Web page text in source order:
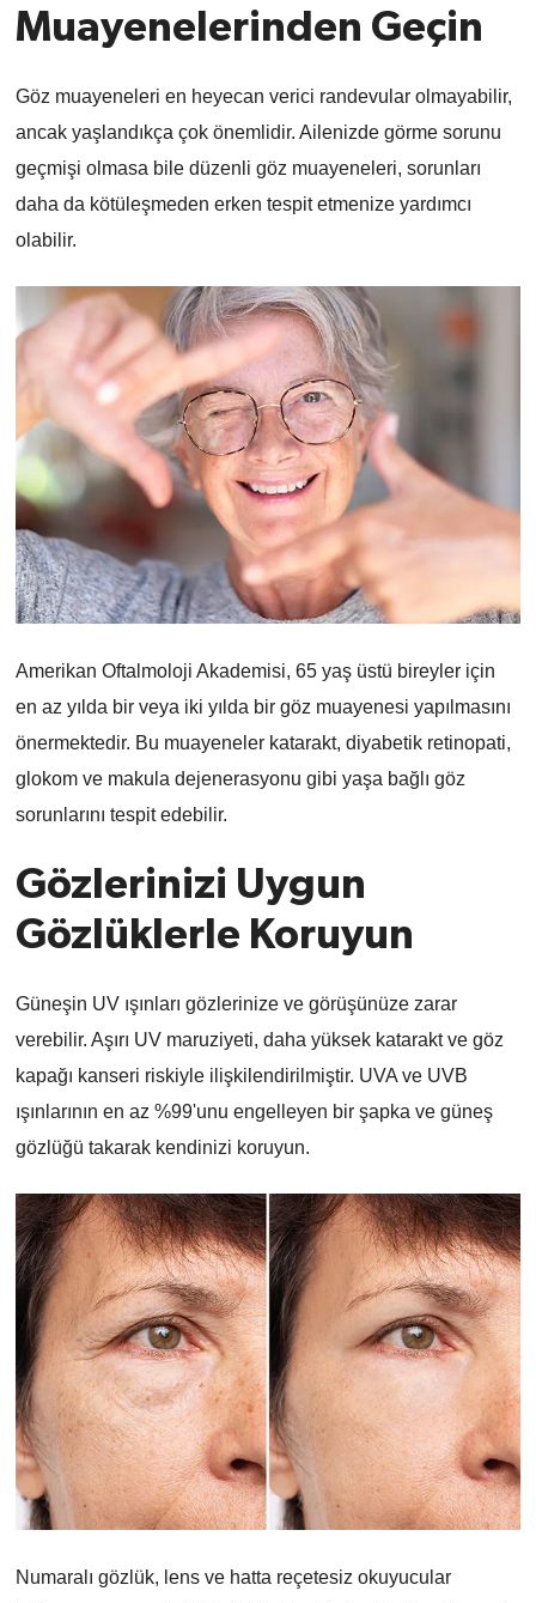
Muayenelerinden Geçin
Göz muayeneleri en heyecan verici randevular olmayabilir,
ancak yaşlandıkça çok önemlidir. Ailenizde görme sorunu
geçmişi olmasa bile düzenli göz muayeneleri, sorunları
daha da kötüleşmeden erken tespit etmenize yardımcı
olabilir.
Amerikan Oftalmoloji Akademisi, 65 yaş üstü bireyler için
en az yılda bir veya iki yılda bir göz muayenesi yapılmasını
önermektedir. Bu muayeneler katarakt, diyabetik retinopati,
glokom ve makula dejenerasyonu gibi yaşa bağlı göz
sorunlarını tespit edebilir.
Gözlerinizi Uygun
Gözlüklerle Koruyun
Güneşin UV ışınları gözlerinize ve görüşünüze zarar
verebilir. Aşırı UV maruziyeti, daha yüksek katarakt ve göz
kapağı kanseri riskiyle ilişkilendirilmiştir. UVA ve UVB
ışınlarının en az %99'unu engelleyen bir şapka ve güneş
gözlüğü takarak kendinizi koruyun.
Numaralı gözlük, lens ve hatta reçetesiz okuyucular